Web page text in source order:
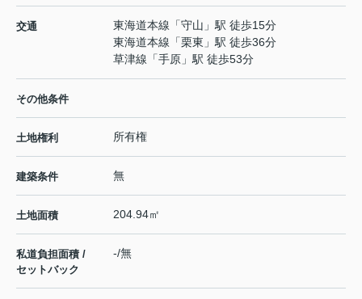
交通 東海道本線 「守山 」駅 徒歩15分
東海道本線 「栗東 」駅 徒歩36分
草津線 「手原 」駅 徒歩53分
その他条件
土地権利 所有権
建築条件 無
土地面積 204.94㎡
私道負担面積 /
セットバック
-/無